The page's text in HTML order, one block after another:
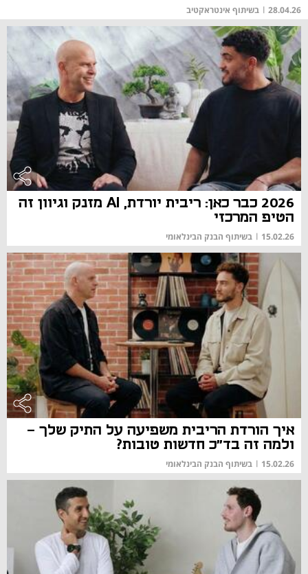
28.04.26
| בשיתוף אינטראקטיב
2026 כבר כאן: ריבית יורדת, AI מזנק וגיוון זה
הטיפ המרכזי
15.02.26
| בשיתוף הבנק הבינלאומי
איך הורדת הריבית משפיעה על התיק שלך -
ולמה זה בד"כ חדשות טובות?
15.02.26
| בשיתוף הבנק הבינלאומי